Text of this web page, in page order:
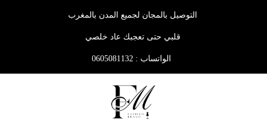
التوصيل بالمجان لجميع المدن بالمغرب
قلبي حتى تعجبك عاد خلصي
الواتساب : 0605081132